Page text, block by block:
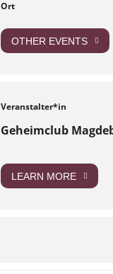
Ort
OTHER EVENTS
Veranstalter*in
Geheimclub
LEARN MORE